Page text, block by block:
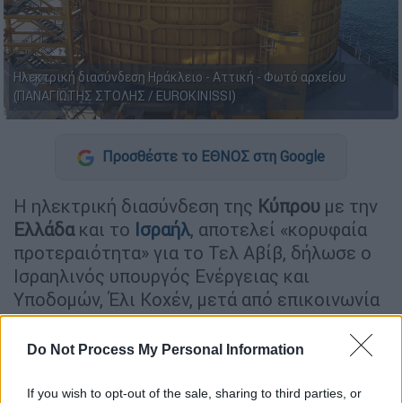
Do Not Process My Personal Information
If you wish to opt-out of the sale, sharing to third parties, or
Ηλεκτρική διασύνδεση Ηράκλειο - Αττική - Φωτό αρχείου
(ΠΑΝΑΓΙΩΤΗΣ ΣΤΟΛΗΣ / EUROKINISSI)
Προσθέστε το ΕΘΝΟΣ στη Google
Η ηλεκτρική διασύνδεση της Κύπρου με την
Ελλάδακαι το Ισραήλ, αποτελεί «κορυφαία
προτεραιότητα» για το Τελ Αβίβ, δήλωσε ο
Ισραηλινός υπουργός Ενέργειας και
Υποδομών, Έλι Κοχέν, μετά από επικοινωνία
που είχε με τον Κύπριο ομόλογό του,
Υπουργό Ενέργειας, Εμπορίου και